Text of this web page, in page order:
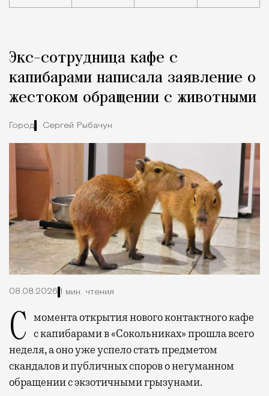
Город
Экс-сотрудница кафе с
капибарами написала заявление о
жестоком обращении с животными
Город Сергей Рыбачук
08.08.2026 1 мин. чтения
С момента открытия нового контактного кафе с капибарами в «Сокольниках» прошла всего
неделя, а оно уже успело стать предметом
скандалов и публичных споров о негуманном
обращении с экзотичными грызунами.